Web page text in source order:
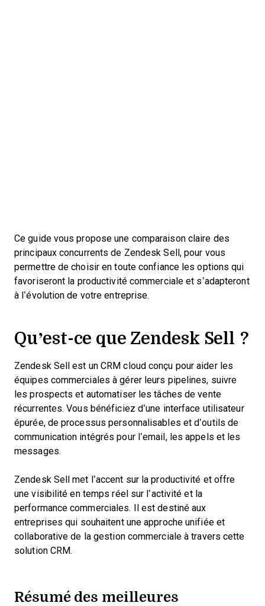
Ce guide vous propose une comparaison claire des
principaux concurrents de Zendesk Sell, pour vous
permettre de choisir en toute confiance les options qui
favoriseront la productivité commerciale et s’adapteront
à l’évolution de votre entreprise.
Qu’est-ce que Zendesk Sell ?
Zendesk Sell est un CRM cloud conçu pour aider les
équipes commerciales à gérer leurs pipelines, suivre
les prospects et automatiser les tâches de vente
récurrentes. Vous bénéficiez d’une interface utilisateur
épurée, de processus personnalisables et d’outils de
communication intégrés pour l’email, les appels et les
messages.
Zendesk Sell met l’accent sur la productivité et offre
une visibilité en temps réel sur l’activité et la
performance commerciales. Il est destiné aux
entreprises qui souhaitent une approche unifiée et
collaborative de la gestion commerciale à travers cette
solution CRM.
Résumé des meilleures